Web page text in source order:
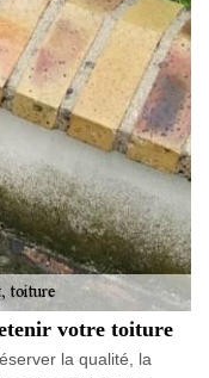
votre toiture
la qualité, la